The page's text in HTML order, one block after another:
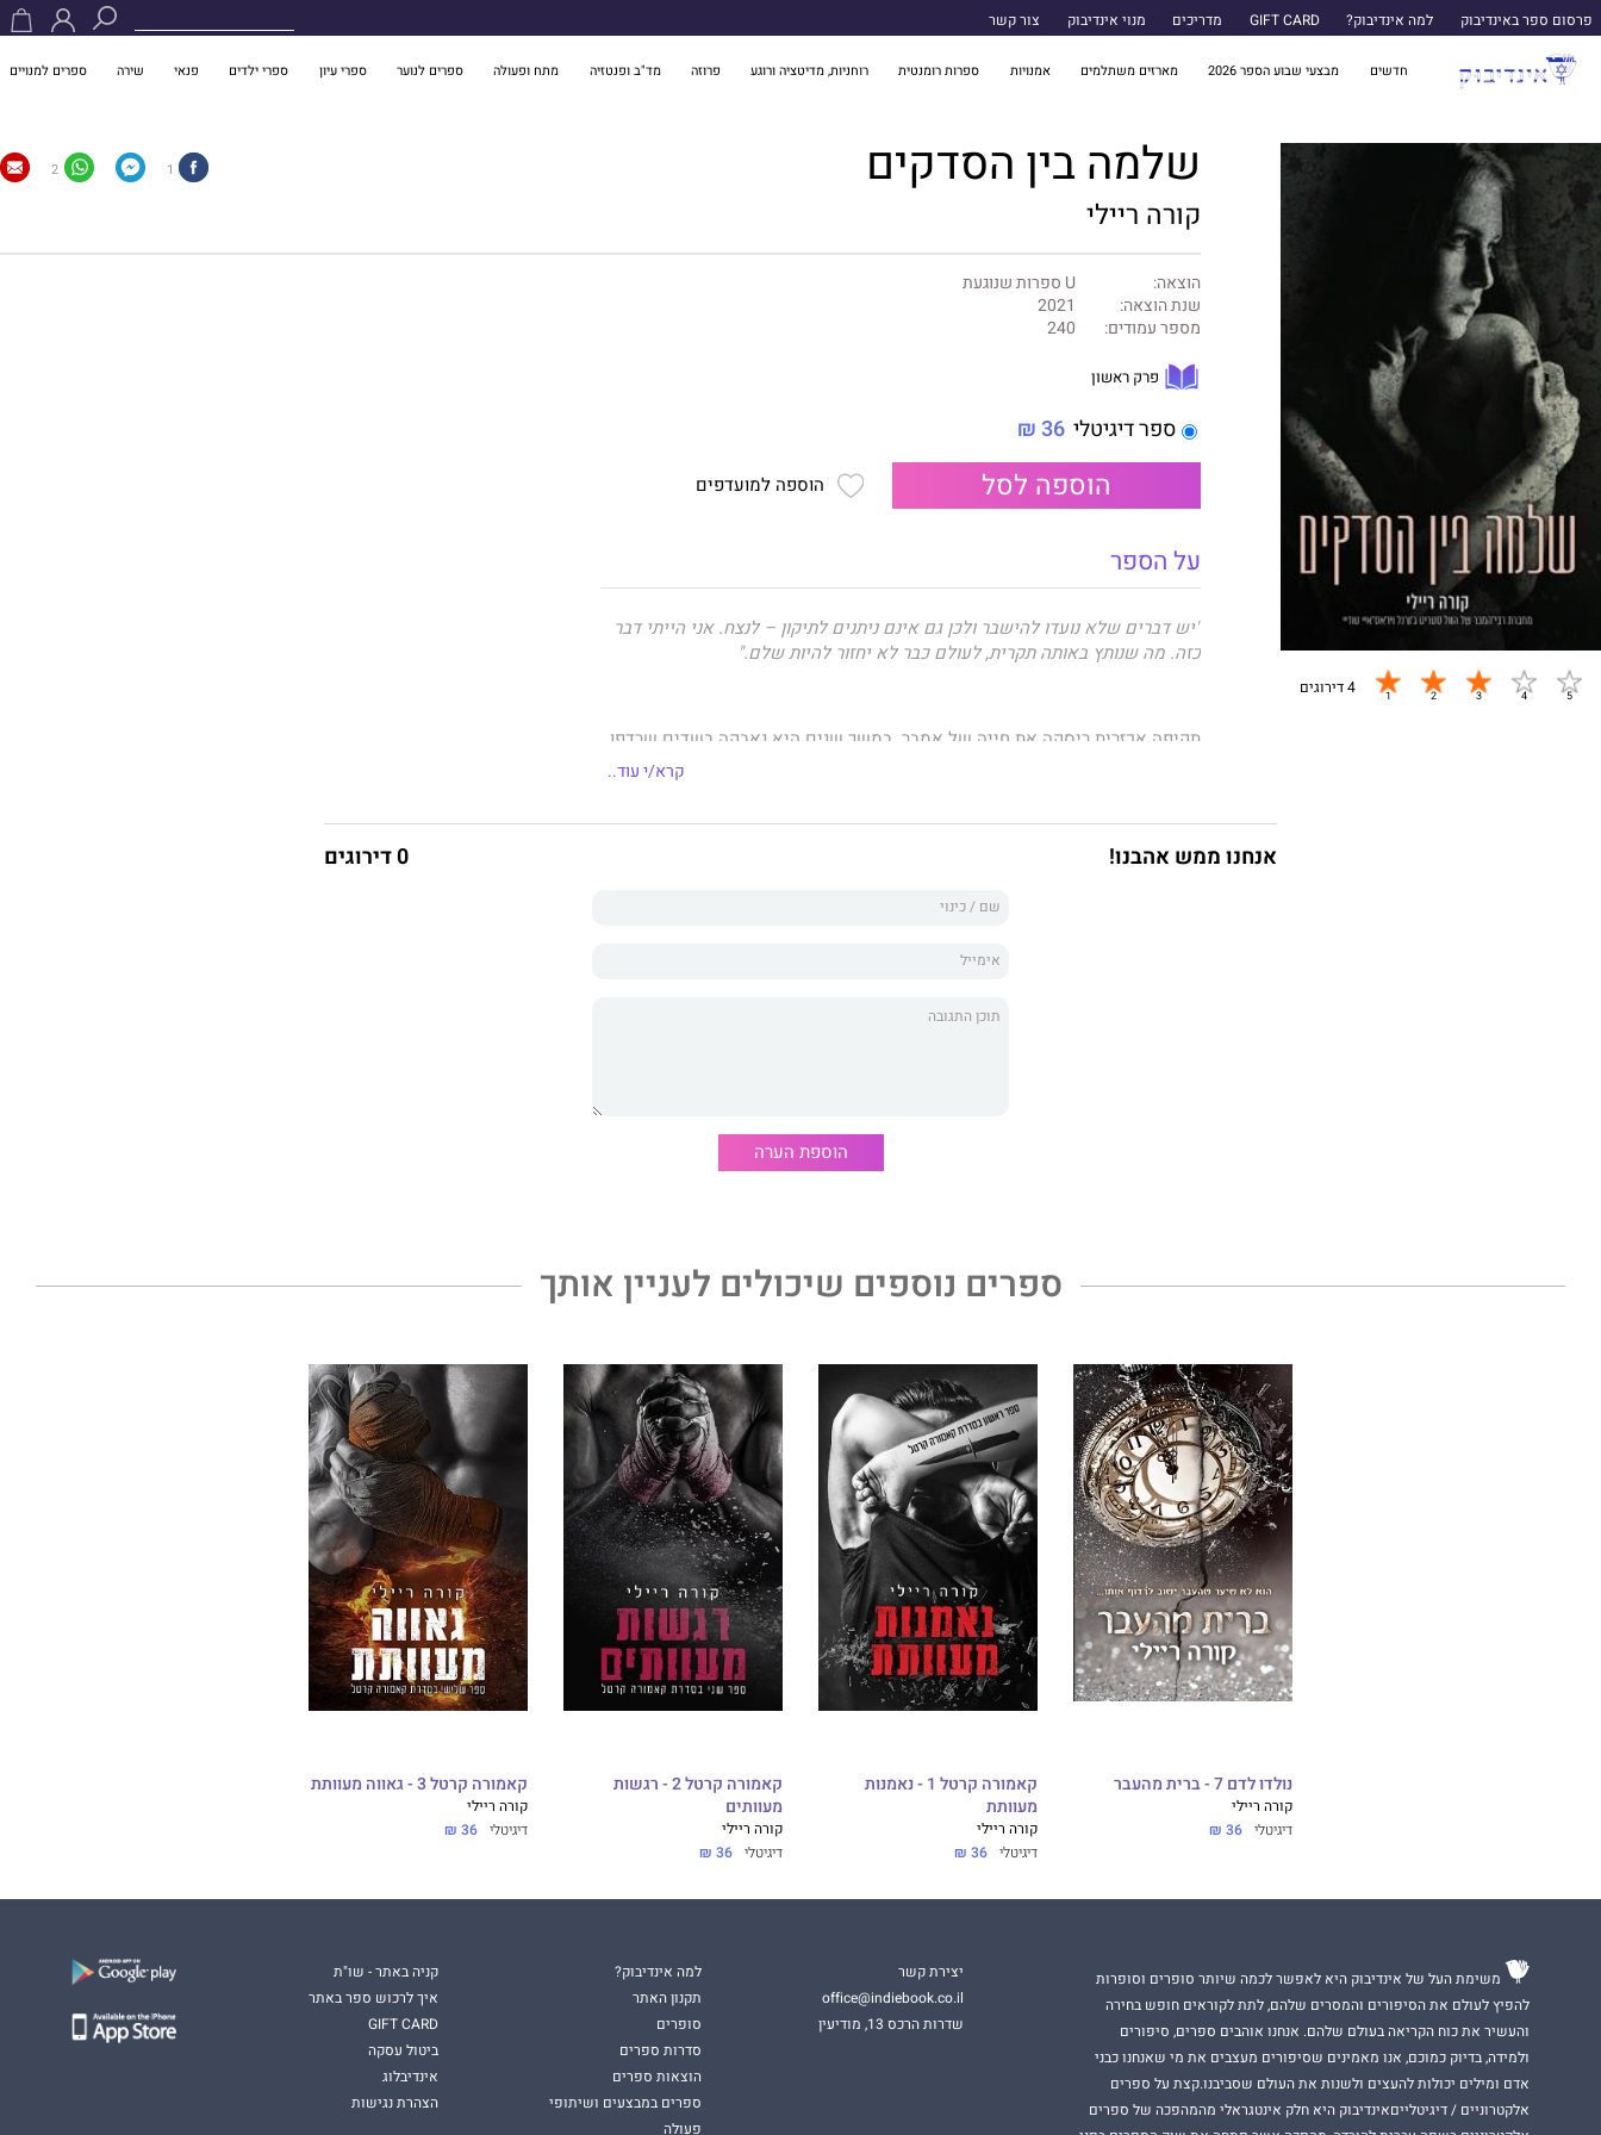
פרסום ספר באינדיבוק למה אינדיבוק? GIFT CARD מדריכים מנוי אינדיבוק צור קשר
חדשים מבצעי שבוע הספר 2026 מארזים משתלמים אמנויות ספרות רומנטית רוחניות, מדיטציה ורוגע פרוזה מד"ב ופנטזיה מתח ופעולה ספרים לנוער ספרי עיון ספרי ילדים פנאי שירה ספרים למנויים
4 דירוגים
שלמה בין הסדקים 1
2
קורה ריילי
הוצאה:
U ספרות שנוגעת
שנת הוצאה:
2021
מספר עמודים:
240
פרק ראשון
ספר דיגיטלי 36 ₪
הוספה לסל הוספה למועדפים
על הספר
"יש דברים שלא נועדו להישבר ולכן גם אינם ניתנים לתיקון – לנצח. אני הייתי דבר
כזה. מה שנותץ באותה תקרית, לעולם כבר לא יחזור להיות שלם."
תקיפה אכזרית ריסקה את חייה של אמבר. במשך שנים היא נאבקה בשדים שרדפו
את זיכרונותיה ואיימו על קיומה, אך כעת עמדה על סף ייאוש אשר קירב אותה
להחלטה לשים קץ לחייה – דבר שהבטיחה למשפחתה שלא תעשה שוב לעולם.
אמבר נענית להצעתו לעבור לגור עם אחיה בריאן ולהתחיל בחיים אחרים במקום
אבל איך אפשר לתת הזדמנות אמיתית לחיים, כשכל מבט מזר אקראי או אפילו
כשבריאן נסוג, חברו הטוב ושותפו לדירה – זאקרי – מגלה נחישות לסייע לה
להתגבר על הפחדים. אט־אט, אמבר מגלה שהיא כמהה לקרבתו ולתחושת הביטחון
מה שאמבר אינה יודעת, הוא שבפעם הראשונה שבה זאק פגש אותה הוא ראה בה
***
"קורה ריילי כפי שלא קראתם עד עכשיו! סיפורם של אמבר וזאקרי ישרוט את נימי
ליבכם, בטרם יאחה אותם מחדש.שלמה בין הסדקים
הוא לא רק ספר רומנטי, אלא
יצירה נוגעת ללב שנרקמה בחוטים שקופים של רגישות ותבונה."
ספרות שנוגעת
קורה רייליזכתה להכרה רבה על עבודתה וספריה העפילו לרשימות רבי־המכר
המובילות. סדרות המאפיה הרומנטיותנולדו לדםו־קאמורה קרטל, וכן ספרי
הספין־אוף:פיתוי מתוקו־ כמיהה שבריריתזכו להצלחה מסחררת בעולם ובישראל,
וזה עוד לא נגמר...
קרא/י עוד..
אנחנו ממש אהבנו! 0 דירוגים
הוספת הערה
ספרים נוספים שיכולים לעניין אותך
נולדו לדם 7 - ברית מהעבר
קורה ריילי
דיגיטלי 36 ₪
קאמורה קרטל 1 - נאמנות
מעוותת
קורה ריילי
דיגיטלי 36 ₪
קאמורה קרטל 2 - רגשות
מעוותים
קורה ריילי
דיגיטלי 36 ₪
קאמורה קרטל 3 - גאווה מעוותת
קורה ריילי
דיגיטלי 36 ₪
משימת העל של אינדיבוק היא לאפשר לכמה שיותר סופרים וסופרות
להפיץ לעולם את הסיפורים והמסרים שלהם, לתת לקוראים חופש בחירה
והעשיר את כוח הקריאה בעולם שלהם. אנחנו אוהבים ספרים, סיפורים
ולמידה, בדיוק כמוכם, אנו מאמינים שסיפורים מעצבים את מי שאנחנו כבני
אדם ומילים יכולות להעצים ולשנות את העולם שסביבנו.קצת על ספרים
אלקטרוניים / דיגיטלייםאינדיבוק היא חלק אינטגראלי מהמהפכה של ספרים
יצירת קשר
office@indiebook.co.il
שדרות הרכס 13, מודיעין
למה אינדיבוק?
תקנון האתר
סופרים
סדרות ספרים
הוצאות ספרים
ספרים במבצעים ושיתופי
פעולה
קניה באתר - שו"ת
איך לרכוש ספר באתר
GIFT CARD
ביטול עסקה
אינדיבלוג
הצהרת נגישות